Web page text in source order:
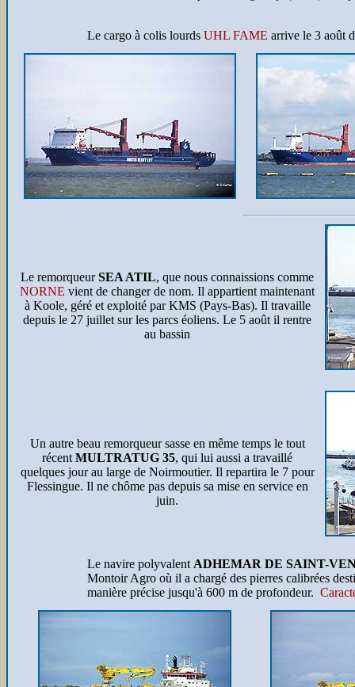
Le cargo à colis lourds UHL FAME arrive le 3 août
Le remorqueurSEA ATIL, que nous connaissions comme
NORNE vient de changer de nom. Il appartient maintenant
à Koole, géré et exploité par KMS (Pays-Bas). Il travaille
depuis le 27 juillet sur les parcs éoliens. Le 5 août il rentre
au bassin
Un autre beau remorqueur sasse en même temps le tout
récent MULTRATUG 35, qui lui aussi a travaillé
quelques jour au large de Noirmoutier. Il repartira le 7 pour
Flessingue. Il ne chôme pas depuis sa mise en service en
juin.
Le navire polyvalent ADHEMAR DE SAINT-
Montoir Agro où il a chargé des pierres calibrées
manière précise jusqu'à 600 m de profondeur.